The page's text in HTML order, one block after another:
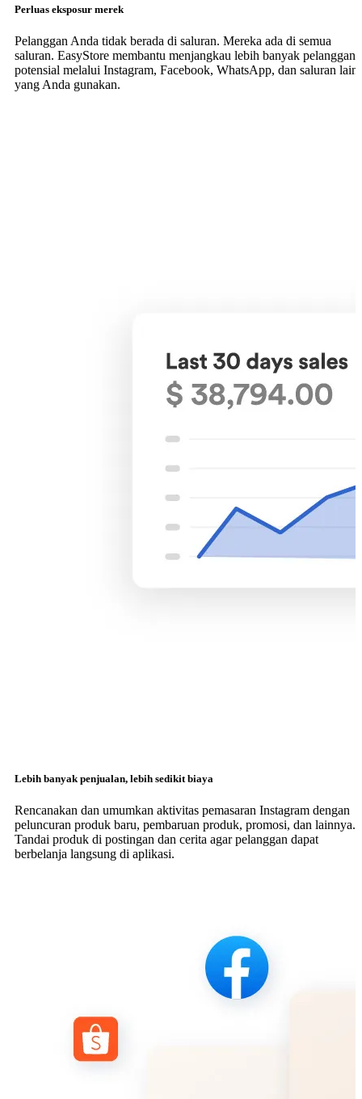
Perluas eksposur merek
Pelanggan Anda tidak berada di saluran. Mereka ada di semua
saluran. EasyStore membantu menjangkau lebih banyak pelanggan
potensial melalui Instagram, Facebook, WhatsApp, dan saluran lain
yang Anda gunakan.
Lebih banyak penjualan, lebih sedikit biaya
Rencanakan dan umumkan aktivitas pemasaran Instagram dengan
peluncuran produk baru, pembaruan produk, promosi, dan lainnya.
Tandai produk di postingan dan cerita agar pelanggan dapat
berbelanja langsung di aplikasi.